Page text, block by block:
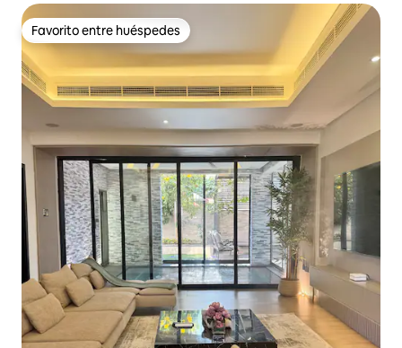
Favorito entre huéspedes
Favorito entre huéspedes